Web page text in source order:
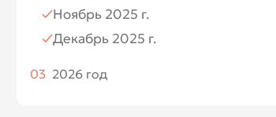
Ноябрь 2025 г.
Декабрь 2025 г.
03 2026 год